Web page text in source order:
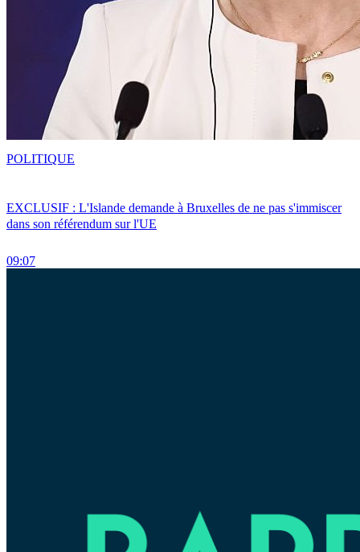
EXCLUSIF : L'Islande demande à Bruxelles de ne pas s'immiscer
dans son référendum sur l'UE
09:07
POLITIQUE